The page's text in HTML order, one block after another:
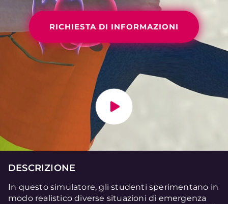
RICHIESTA DI INFORMAZIONI
DESCRIZIONE
In questo simulatore, gli studenti sperimentano in
modo realistico diverse situazioni di emergenza